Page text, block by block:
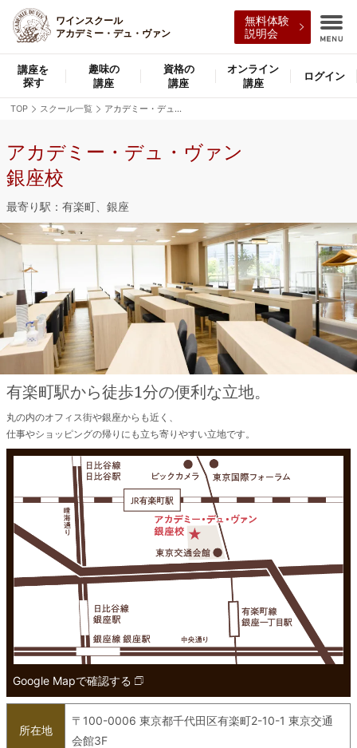
ワインスクール
アカデミー・デュ・ヴァン
無料体験
説明会
講座を
探す
趣味の
講座
資格の
講座
オンライン
講座
ログイン
TOP スクール一覧 アカデミー・デュ・ヴァン銀座校
アカデミー・デュ・ヴァン
銀座校
最寄り駅：有楽町、銀座
有楽町駅から徒歩1分の便利な立地。
丸の内のオフィス街や銀座からも近く、
仕事やショッピングの帰りにも立ち寄りやすい立地です。
Google Mapで確認する
所在地
〒100-0006 東京都千代田区有楽町2-10-1 東京交通
会館3F